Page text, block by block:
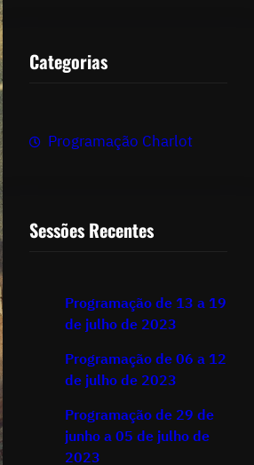
Categorias
Programação Charlot
Sessões Recentes
Programação de 13 a 19
de julho de 2023
Programação de 06 a 12
de julho de 2023
Programação de 29 de
junho a 05 de julho de
2023